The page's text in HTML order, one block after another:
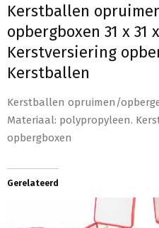
Kerstballen
opbergboxen 31 x 31
Kerstversiering
Kerstballen
Kerstballen opruimen/
Materiaal: polypropyleen.
opbergboxen
Gerelateerd